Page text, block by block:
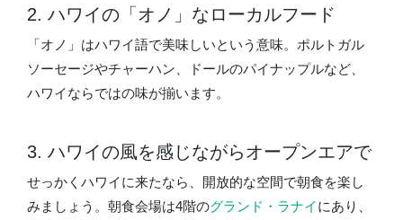
2. ハワイの「オノ」なローカルフード
「オノ」はハワイ語で美味しいという意味。ポルトガル
ソーセージやチャーハン、ドールのパイナップルなど、
ハワイならではの味が揃います。
3. ハワイの風を感じながらオープンエアで
せっかくハワイに来たなら、開放的な空間で朝食を楽し
みましょう。朝食会場は4階のグランド・ラナイにあり、